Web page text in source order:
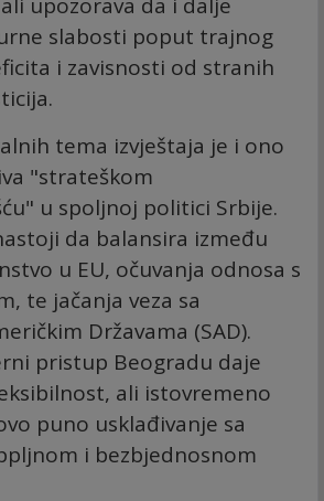
slabosti poput trajnog
i zavisnosti od stranih
tema izvještaja je i ono
"strateškom
u spoljnoj politici Srbije.
da balansira između
u EU, očuvanja odnosa s
te jačanja veza sa
Državama (SAD).
pristup Beogradu daje
ali istovremeno
puno usklađivanje sa
i bezbjednosnom